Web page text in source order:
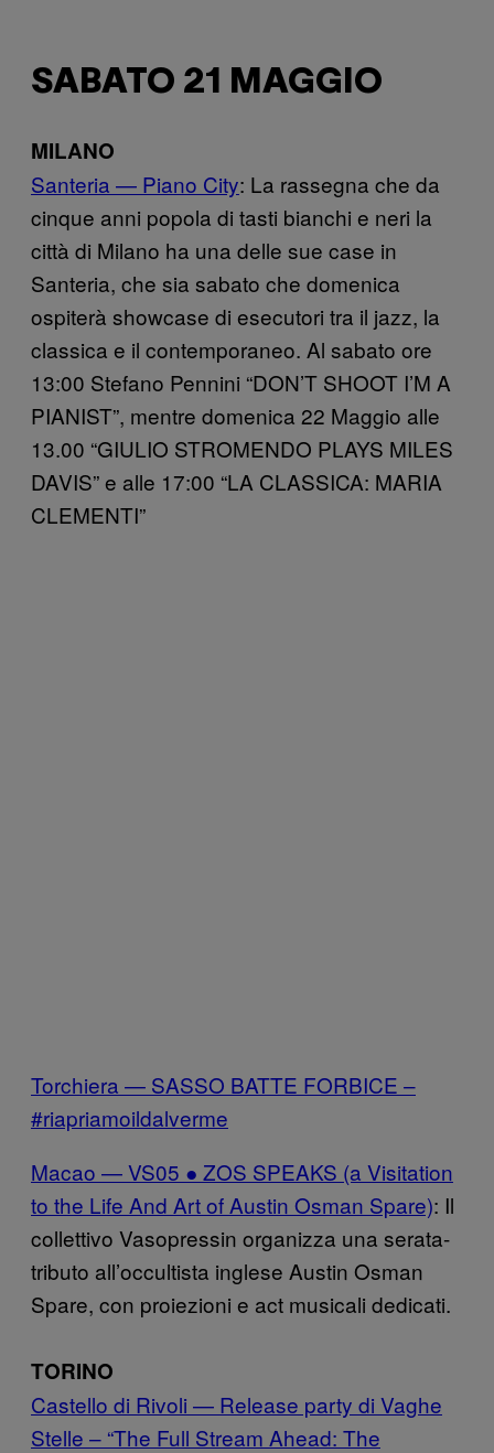
SABATO 21 MAGGIO
MILANO
Santeria — Piano City: La rassegna che da
cinque anni popola di tasti bianchi e neri la
città di Milano ha una delle sue case in
Santeria, che sia sabato che domenica
ospiterà showcase di esecutori tra il jazz, la
classica e il contemporaneo. Al sabato ore
13:00 Stefano Pennini “DON’T SHOOT I’M A
PIANIST”, mentre domenica 22 Maggio alle
13.00 “GIULIO STROMENDO PLAYS MILES
DAVIS” e alle 17:00 “LA CLASSICA: MARIA
CLEMENTI”
Torchiera — SASSO BATTE FORBICE –
#riapriamoildalverme
Macao — VS05 ● ZOS SPEAKS (a Visitation
to the Life And Art of Austin Osman Spare): Il
collettivo Vasopressin organizza una serata-
tributo all’occultista inglese Austin Osman
Spare, con proiezioni e act musicali dedicati.
TORINO
Castello di Rivoli — Release party di Vaghe
Stelle – “The Full Stream Ahead: The